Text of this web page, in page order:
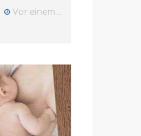
Vor einem Monat